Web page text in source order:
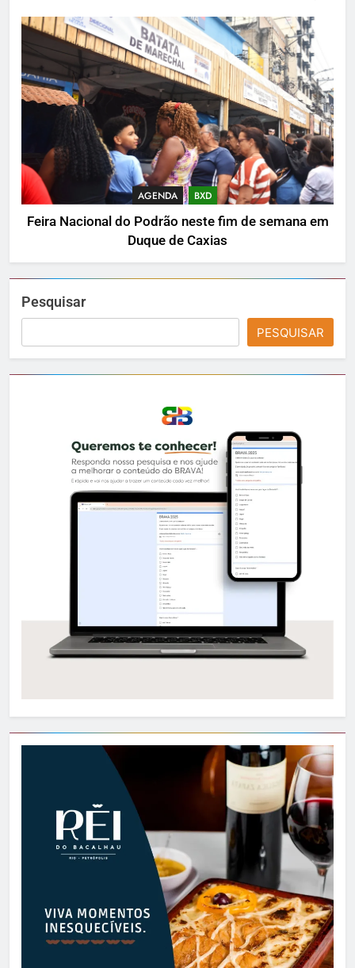
AGENDA BXD
Feira Nacional do Podrão neste fim de semana em
Duque de Caxias
Pesquisar
PESQUISAR